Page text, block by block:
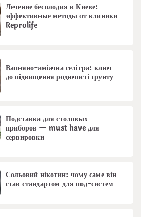
Лечение бесплодия в Киеве:
эффективные методы от клиники
Reprolife
Вапняно-аміачна селітра: ключ
до підвищення родючості грунту
Подставка для столовых
приборов — must have для
сервировки
Сольовий нікотин: чому саме він
став стандартом для под-систем